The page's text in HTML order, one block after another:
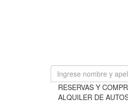
RESERVAS Y
ALQUILER DE